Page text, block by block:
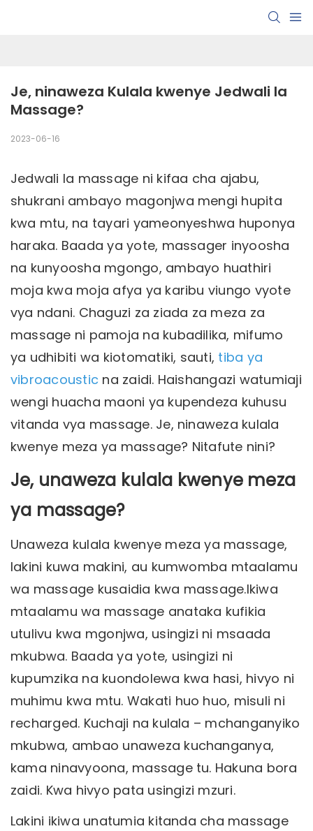
Je, ninaweza Kulala kwenye Jedwali la
Massage?
2023-06-16
Jedwali la massage ni kifaa cha ajabu,
shukrani ambayo magonjwa mengi hupita
kwa mtu, na tayari yameonyeshwa huponya
haraka. Baada ya yote, massager inyoosha
na kunyoosha mgongo, ambayo huathiri
moja kwa moja afya ya karibu viungo vyote
vya ndani. Chaguzi za ziada za meza za
massage ni pamoja na kubadilika, mifumo
ya udhibiti wa kiotomatiki, sauti, tiba ya
vibroacoustic na zaidi. Haishangazi watumiaji
wengi huacha maoni ya kupendeza kuhusu
vitanda vya massage. Je, ninaweza kulala
kwenye meza ya massage? Nitafute nini?
Je, unaweza kulala kwenye meza
ya massage?
Unaweza kulala kwenye meza ya massage,
lakini kuwa makini, au kumwomba mtaalamu
wa massage kusaidia kwa massage.Ikiwa
mtaalamu wa massage anataka kufikia
utulivu kwa mgonjwa, usingizi ni msaada
mkubwa. Baada ya yote, usingizi ni
kupumzika na kuondolewa kwa hasi, hivyo ni
muhimu kwa mtu. Wakati huo huo, misuli ni
recharged. Kuchaji na kulala – mchanganyiko
mkubwa, ambao unaweza kuchanganya,
kama ninavyoona, massage tu. Hakuna bora
zaidi. Kwa hivyo pata usingizi mzuri.
Lakini ikiwa unatumia kitanda cha massage